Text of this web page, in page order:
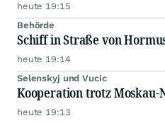
heute 19:15
Behörde
Schiff in Straße von
heute 19:14
Selenskyj und Vucic
Kooperation trotz Moskau-
heute 19:13